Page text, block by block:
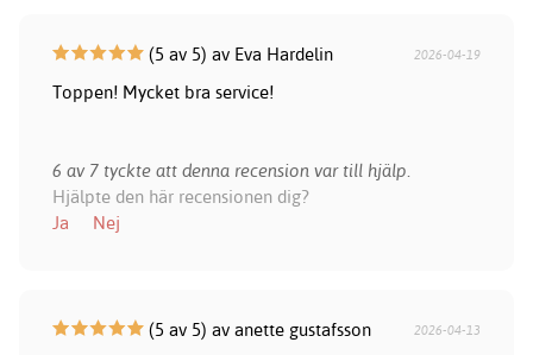
(5 av 5) av Eva Hardelin 2026-04-19
Toppen! Mycket bra service!
6 av 7 tyckte att denna recension var till hjälp.
Hjälpte den här recensionen dig?
Ja
Nej
(5 av 5) av anette gustafsson 2026-04-13